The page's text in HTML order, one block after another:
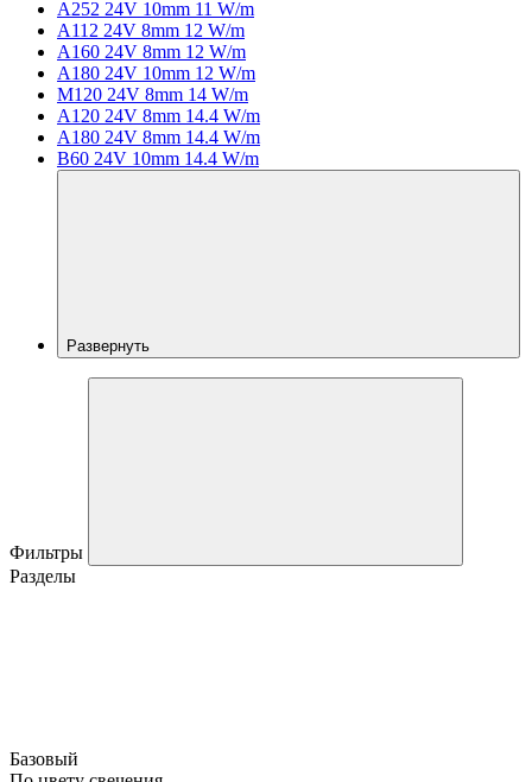
A252 24V 10mm 11 W/m
A112 24V 8mm 12 W/m
A160 24V 8mm 12 W/m
A180 24V 10mm 12 W/m
M120 24V 8mm 14 W/m
A120 24V 8mm 14.4 W/m
A180 24V 8mm 14.4 W/m
B60 24V 10mm 14.4 W/m
Развернуть
Фильтры
Разделы
Базовый